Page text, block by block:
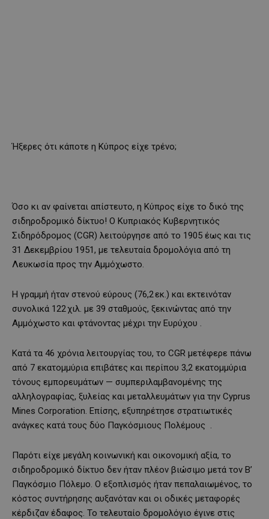
Ήξερες ότι κάποτε η Κύπρος είχε τρένο;
Όσο κι αν φαίνεται απίστευτο, η Κύπρος είχε το δικό της
σιδηροδρομικό δίκτυο! Ο Κυπριακός Κυβερνητικός
Σιδηρόδρομος (CGR) λειτούργησε από το 1905 έως και τις
31 Δεκεμβρίου 1951, με τελευταία δρομολόγια από τη
Λευκωσία προς την Αμμόχωστο.
Η γραμμή ήταν στενού εύρους (76,2 εκ.) και εκτεινόταν
συνολικά 122 χιλ. με 39 σταθμούς, ξεκινώντας από την
Αμμόχωστο και φτάνοντας μέχρι την Ευρύχου .
Κατά τα 46 χρόνια λειτουργίας του, το CGR μετέφερε πάνω
από 7 εκατομμύρια επιβάτες και περίπου 3,2 εκατομμύρια
τόνους εμπορευμάτων — συμπεριλαμβανομένης της
αλληλογραφίας, ξυλείας και μεταλλευμάτων για την Cyprus
Mines Corporation. Επίσης, εξυπηρέτησε στρατιωτικές
ανάγκες κατά τους δύο Παγκόσμιους Πολέμους .
Παρότι είχε μεγάλη κοινωνική και οικονομική αξία, το
σιδηροδρομικό δίκτυο δεν ήταν πλέον βιώσιμο μετά τον Β’
Παγκόσμιο Πόλεμο. Ο εξοπλισμός ήταν πεπαλαιωμένος, το
κόστος συντήρησης αυξανόταν και οι οδικές μεταφορές
κέρδιζαν έδαφος. Το τελευταίο δρομολόγιο έγινε στις